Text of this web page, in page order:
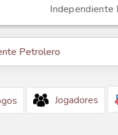
Independiente
Petrolero
Jogadores